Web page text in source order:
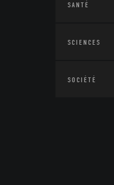
SANTÉ
SCIENCES
SOCIÉTÉ